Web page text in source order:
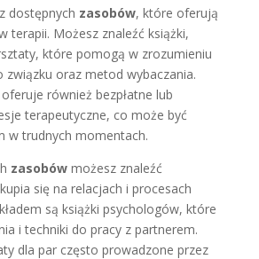
dostępnych zasobów, które oferują
terapii. Możesz znaleźć książki,
które pomogą w zrozumieniu
związku oraz metod wybaczania.
również bezpłatne lub
terapeutyczne, co może być
w trudnych momentach.
zasobówmożesz znaleźć
się na relacjach i procesach
są książki psychologów, które
i techniki do pracy z partnerem.
dla par często prowadzone przez